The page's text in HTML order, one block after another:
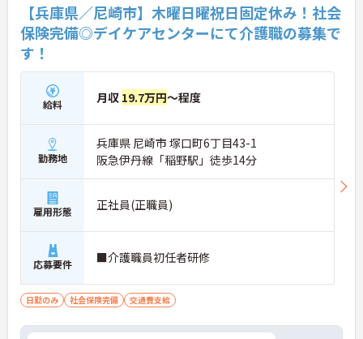
【兵庫県／尼崎市】木曜日曜祝日固定休み！社会
保険完備◎デイケアセンターにて介護職の募集で
す！
給料 月収 19.7万円～程度
勤務地
兵庫県 尼崎市 塚口町6丁目43-1
阪急伊丹線「稲野駅」徒歩14分
雇用形態 正社員(正職員)
応募要件 ■介護職員初任者研修
日勤のみ 社会保険完備 交通費支給